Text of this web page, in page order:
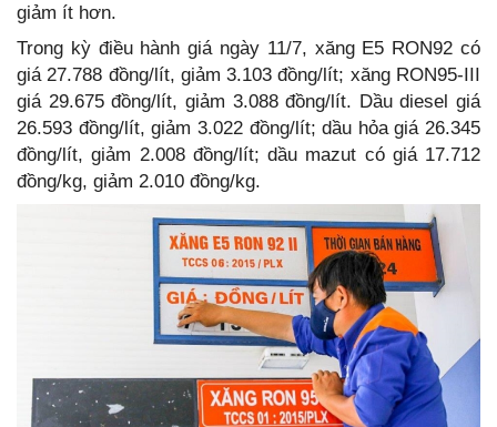
giảm ít hơn.
Trong kỳ điều hành giá ngày 11/7, xăng E5 RON92 có
giá 27.788 đồng/lít, giảm 3.103 đồng/lít; xăng RON95-III
giá 29.675 đồng/lít, giảm 3.088 đồng/lít. Dầu diesel giá
26.593 đồng/lít, giảm 3.022 đồng/lít; dầu hỏa giá 26.345
đồng/lít, giảm 2.008 đồng/lít; dầu mazut có giá 17.712
đồng/kg, giảm 2.010 đồng/kg.